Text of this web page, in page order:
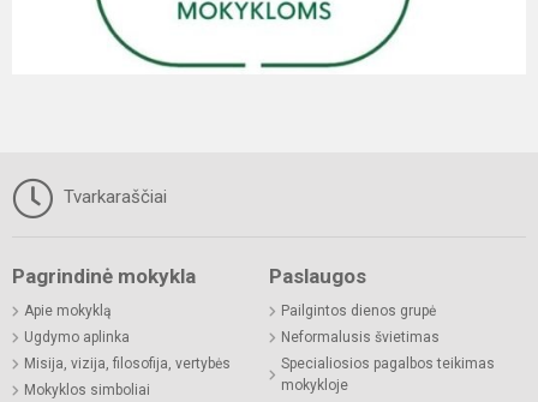
Tvarkaraščiai
Pagrindinė mokykla
Apie mokyklą
Ugdymo aplinka
Misija, vizija, filosofija, vertybės
Mokyklos simboliai
Paslaugos
Pailgintos dienos grupė
Neformalusis švietimas
Specialiosios pagalbos teikimas
mokykloje